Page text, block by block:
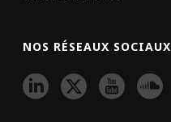
NOS RÉSEAUX SOCIAUX